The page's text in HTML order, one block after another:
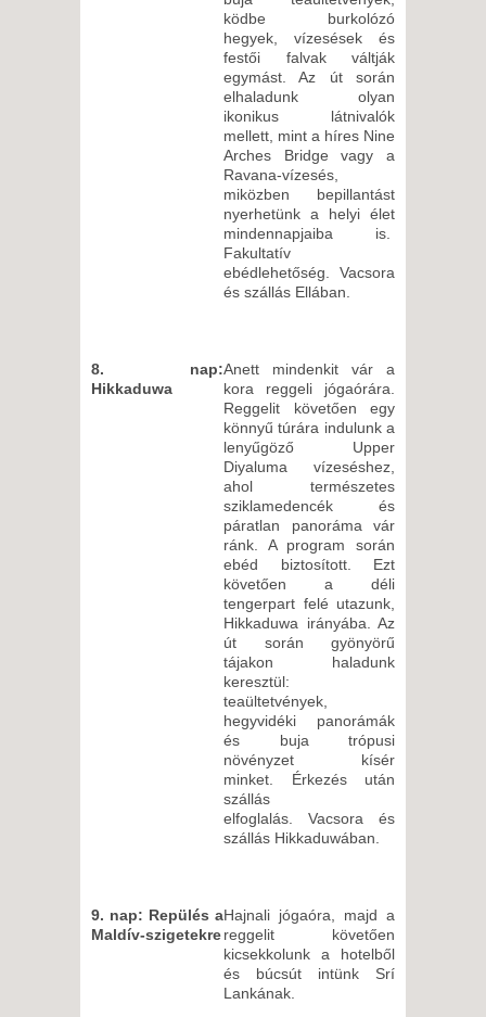
ködbe burkolózó
hegyek, vízesések és
festői falvak váltják
egymást. Az út során
elhaladunk olyan
ikonikus látnivalók
mellett, mint a híres Nine
Arches Bridge vagy a
Ravana-vízesés,
miközben bepillantást
nyerhetünk a helyi élet
mindennapjaiba is.
Fakultatív
ebédlehetőség. Vacsora
és szállás Ellában.
8. nap:
Hikkaduwa
Anett mindenkit vár a
kora reggeli jógaórára.
Reggelit követően egy
könnyű túrára indulunk a
lenyűgöző Upper
Diyaluma vízeséshez,
ahol természetes
sziklamedencék és
páratlan panoráma vár
ránk. A program során
ebéd biztosított. Ezt
követően a déli
tengerpart felé utazunk,
Hikkaduwa irányába. Az
út során gyönyörű
tájakon haladunk
keresztül:
teaültetvények,
hegyvidéki panorámák
és buja trópusi
növényzet kísér
minket. Érkezés után
szállás
elfoglalás. Vacsora és
szállás Hikkaduwában.
9. nap: Repülés a
Maldív-szigetekre
Hajnali jógaóra, majd a
reggelit követően
kicsekkolunk a hotelből
és búcsút intünk Srí
Lankának.